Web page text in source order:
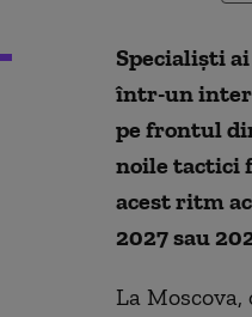
Specialiști
într-un
pe frontul
noile tactici
acest ritm
2027 sau
La